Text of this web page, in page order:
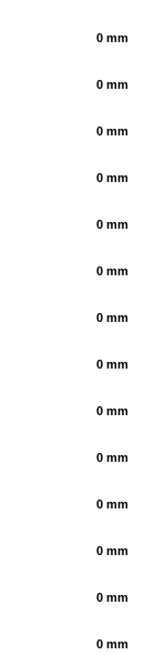
0 mm
0 mm
0 mm
0 mm
0 mm
0 mm
0 mm
0 mm
0 mm
0 mm
0 mm
0 mm
0 mm
0 mm